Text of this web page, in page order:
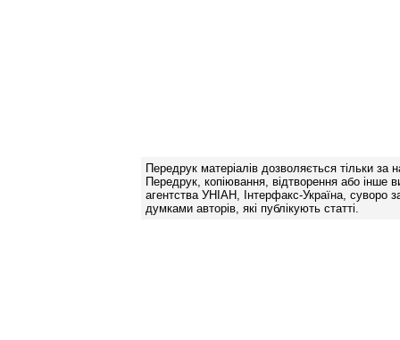
Передрук матеріалів дозволяється тільки за
Передрук, копіювання, відтворення або інше
агентства УНІАН, Інтерфакс-Україна, суворо
думками авторів, які публікують статті.